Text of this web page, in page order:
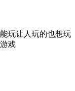
玩让人玩的也想玩
戏